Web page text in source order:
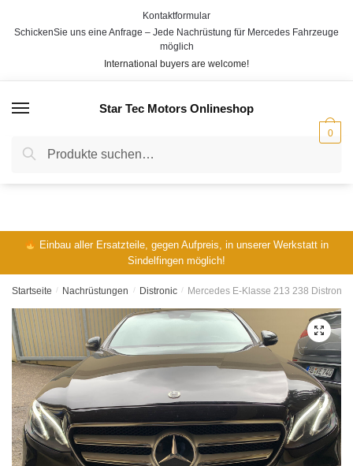
Kontaktformular
SchickenSie uns eine Anfrage – Jede Nachrüstung für Mercedes Fahrzeuge
möglich
International buyers are welcome!
Star Tec Motors Onlineshop
Suche
nach:
Suche
0
Einbau aller Ersatzteile, gegen Aufpreis, in unserer Werkstatt in
Sindelfingen möglich!
Startseite / Nachrüstungen / Distronic / Mercedes E-Klasse 213 238
N
a
a
Ihre Frage:*
Abschicken